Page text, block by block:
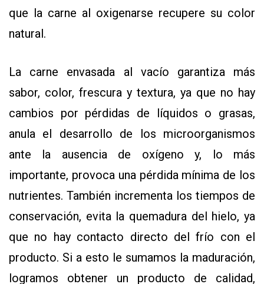
que la carne al oxigenarse recupere su color
natural.
La carne envasada al vacío garantiza más
sabor, color, frescura y textura, ya que no hay
cambios por pérdidas de líquidos o grasas,
anula el desarrollo de los microorganismos
ante la ausencia de oxígeno y, lo más
importante, provoca una pérdida mínima de los
nutrientes. También incrementa los tiempos de
conservación, evita la quemadura del hielo, ya
que no hay contacto directo del frío con el
producto. Si a esto le sumamos la maduración,
logramos obtener un producto de calidad,